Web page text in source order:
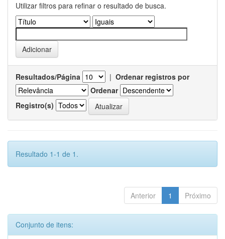
Utilizar filtros para refinar o resultado de busca.
Resultados/Página | Ordenar registros por
Ordenar
Registro(s)
Resultado 1-1 de 1.
Anterior 1 Próximo
Conjunto de itens: